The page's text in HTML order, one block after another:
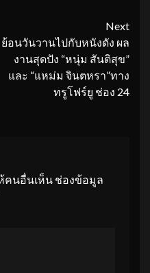
Next
ย้อนวันวานไปกับหนังดัง ผล
งานสุดปัง “หนุ่ม สันติสุข”
และ “แหม่ม จินตหรา”ทาง
ทรูโฟร์ยู ช่อง 24
คนอื่นเห็น ช่องข้อมูล